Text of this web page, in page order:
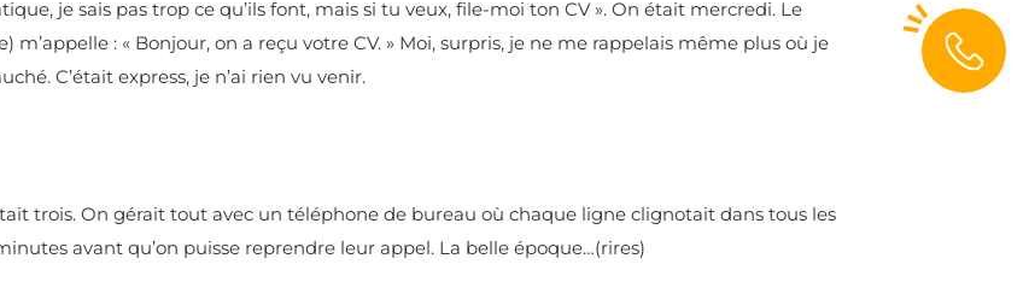
je sais pas trop ce qu’ils font, mais si tu veux, file-moi ton CV ». On était mercredi. Le
m’appelle : « Bonjour, on a reçu votre CV. » Moi, surpris, je ne me rappelais même plus où je
C’était express, je n’ai rien vu venir.
trois. On gérait tout avec un téléphone de bureau où chaque ligne clignotait dans tous les
avant qu’on puisse reprendre leur appel. La belle époque…(rires)